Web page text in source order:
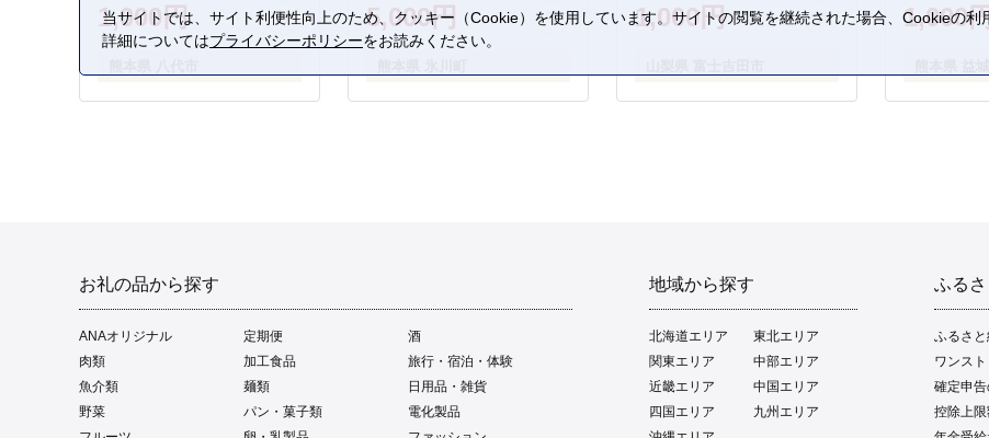
1,000円 5,000円 1,000円 1,000
お礼の品から探す
ANAオリジナル 定期便
酒
肉類
加工食品
旅行・宿泊・体験
魚介類
麺類
日用品・雑貨
野菜
パン・菓子類
電化製品
地域から探す
北海道エリア
東北エリア
関東エリア
中部エリア
近畿エリア
中国エリア
四国エリア
九州エリア
ふる
ふるさ
ワンス
確定申
控除上
当サイトでは、サイト利便性向上のため、クッキー（Cookie）を使用しています。サイトの閲覧を継続された場合、Cookieの利
詳細についてはプライバシーポリシーをお読みください。